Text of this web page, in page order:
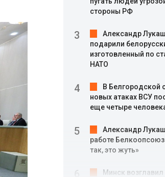
стороны РФ
Александр
подарили
изготовленный по
НАТО
В Белгородской
новых атаках ВСУ
еще четыре
Александр
работе
так, это жуть»
Минск возглавил